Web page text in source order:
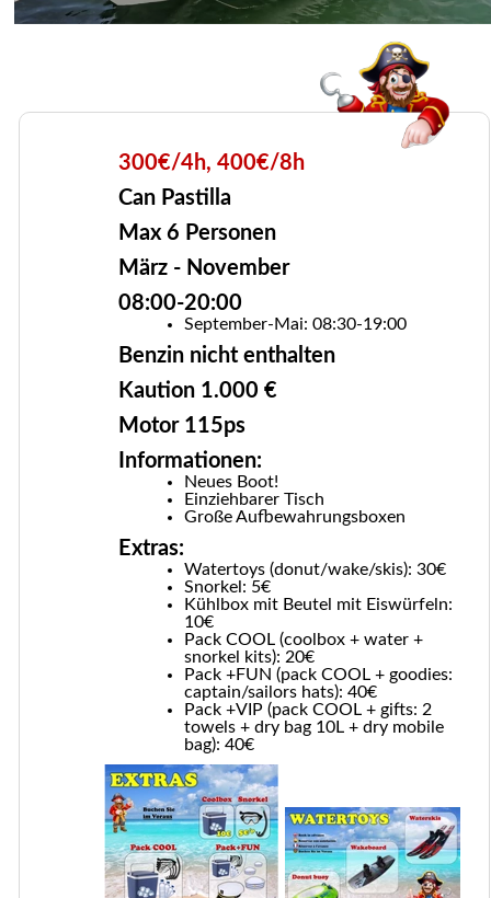
300€/4h, 400€/8h
Can Pastilla
Max 6 Personen
März - November
08:00-20:00
September-Mai: 08:30-19:00
Benzin nicht enthalten
Kaution 1.000 €
Motor 115ps
Informationen:
Neues Boot!
Einziehbarer Tisch
Große Aufbewahrungsboxen
Extras:
Watertoys (donut/wake/skis): 30€
Snorkel: 5€
Kühlbox mit Beutel mit Eiswürfeln:
10€
Pack COOL (coolbox + water +
snorkel kits): 20€
Pack +FUN (pack COOL + goodies:
captain/sailors hats): 40€
Pack +VIP (pack COOL + gifts: 2
towels + dry bag 10L + dry mobile
bag): 40€